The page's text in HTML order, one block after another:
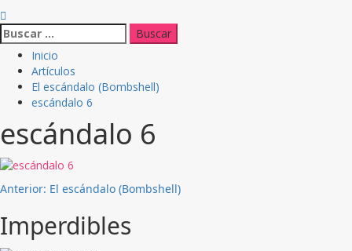
Buscar:
Inicio
Artículos
El escándalo (Bombshell)
escándalo 6
escándalo 6
Navegación
de
Anterior: El escándalo (Bombshell)
Imperdibles